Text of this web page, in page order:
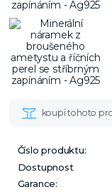
Číslo produktu:
Dostupnost
Garance: